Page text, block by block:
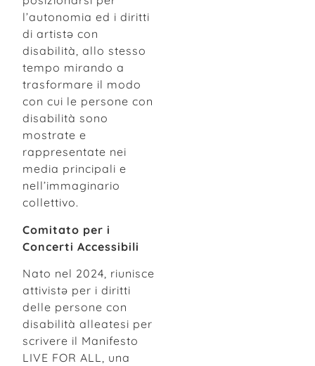
l’autonomia ed i diritti
di artistə con
disabilità, allo stesso
tempo mirando a
trasformare il modo
con cui le persone con
disabilità sono
mostrate e
rappresentate nei
media principali e
nell’immaginario
collettivo.
Comitato per i
Concerti Accessibili
Nato nel 2024, riunisce
attivistə per i diritti
delle persone con
disabilità alleatesi per
scrivere il Manifesto
LIVE FOR ALL, una